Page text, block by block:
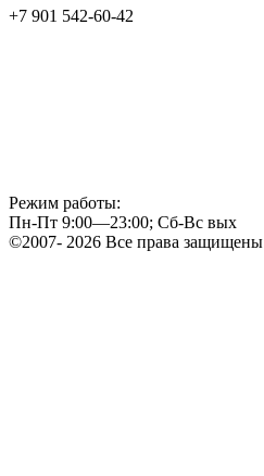
+7 901 542-60-42
Режим работы:
Пн-Пт 9:00—23:00; Сб-Вс вых
©2007- 2026 Все права защищены